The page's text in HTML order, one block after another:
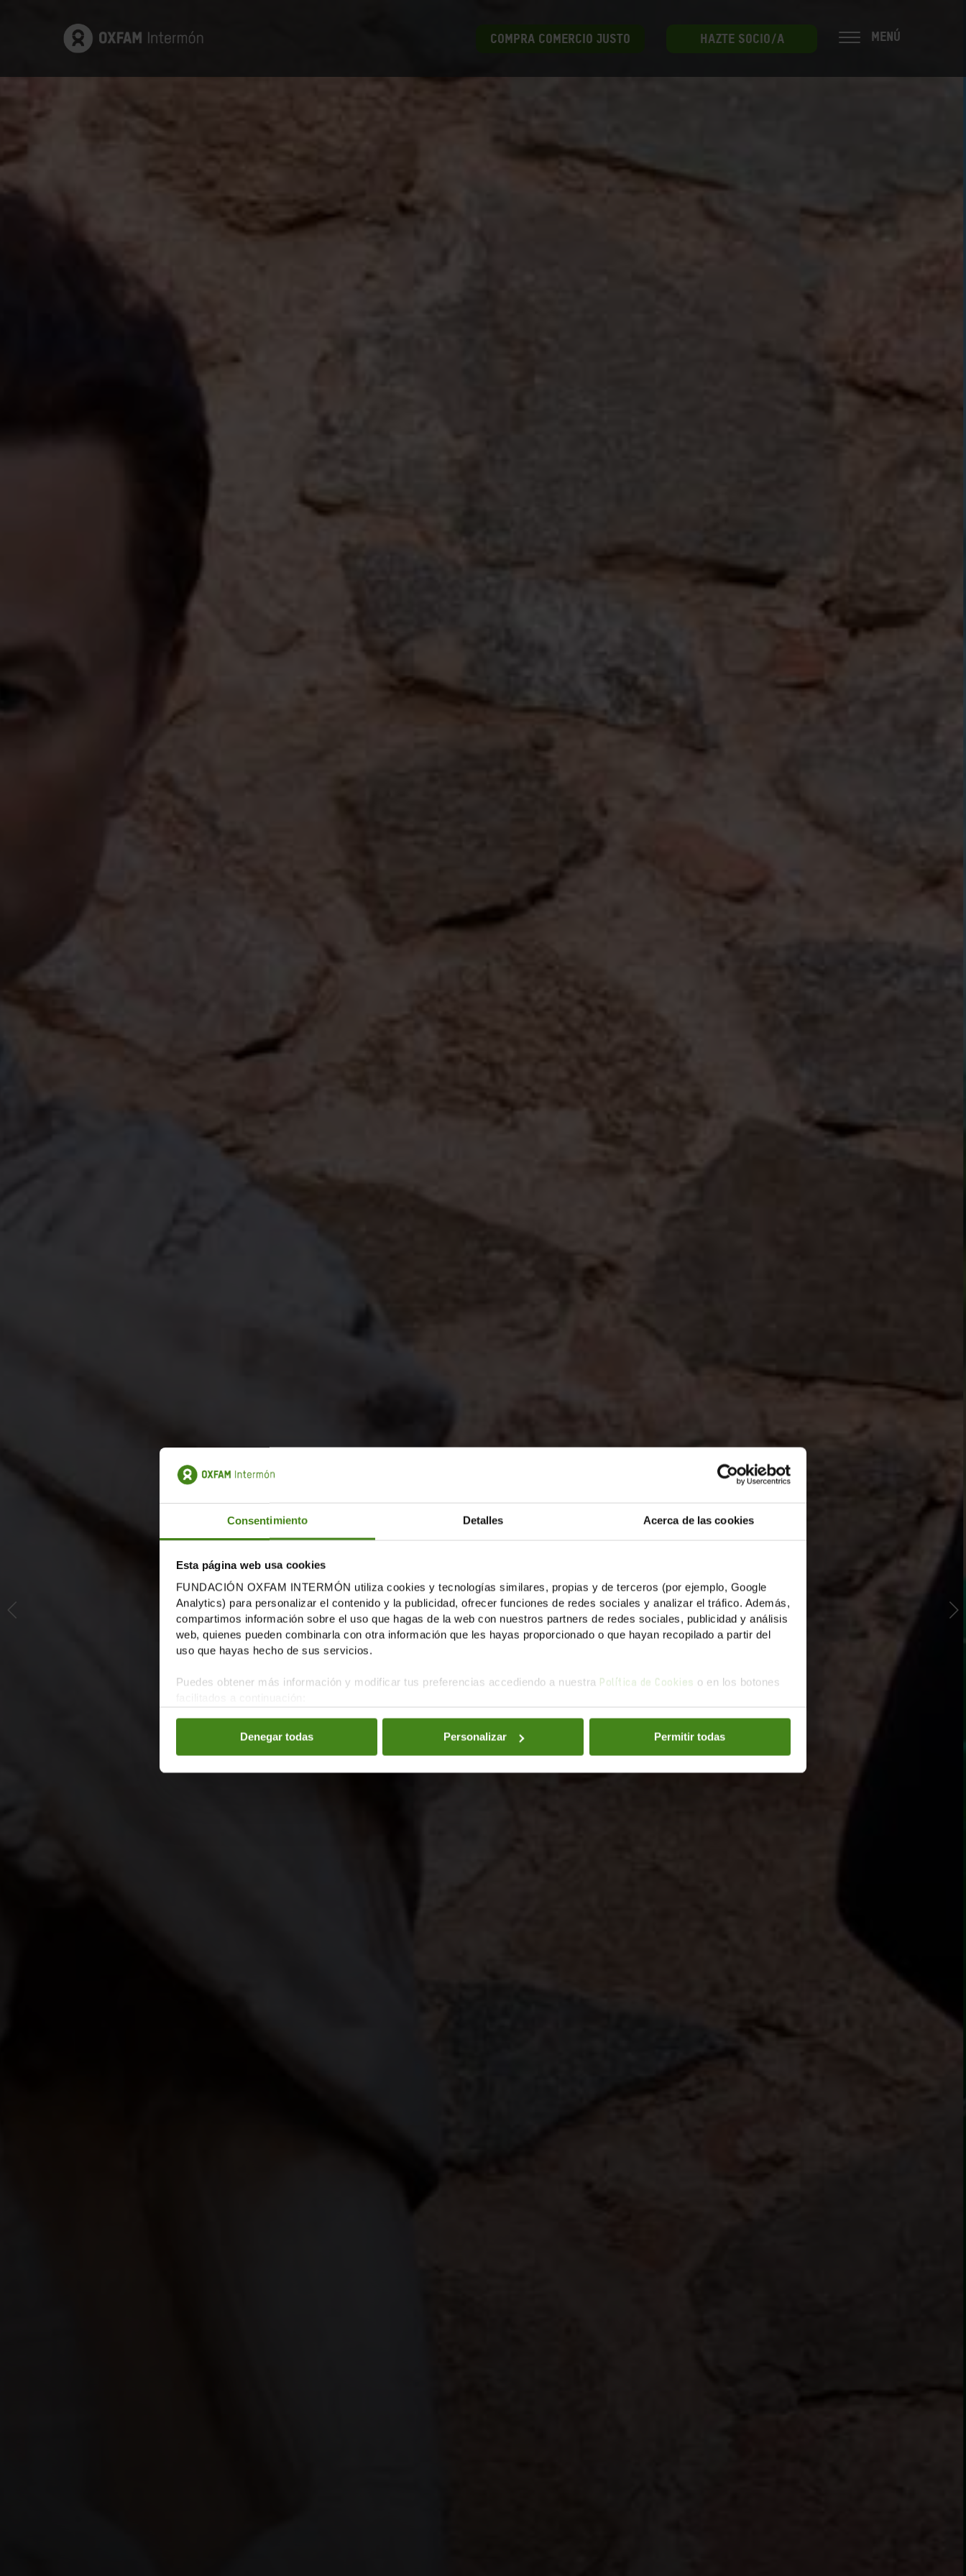
Consentimiento Detalles Acerca de las cookies
Esta página web usa cookies
FUNDACIÓN OXFAM INTERMÓN utiliza cookies y tecnologías similares, propias y de terceros (por ejemplo, Google
Analytics) para personalizar el contenido y la publicidad, ofrecer funciones de redes sociales y analizar el tráfico. Además,
compartimos información sobre el uso que hagas de la web con nuestros partners de redes sociales, publicidad y análisis
web, quienes pueden combinarla con otra información que les hayas proporcionado o que hayan recopilado a partir del
uso que hayas hecho de sus servicios.
Puedes obtener más información y modificar tus preferencias accediendo a nuestra Política de Cookies o en los botones
Denegar todas Personalizar Permitir todas
COMPRA COMERCIO JUSTO HAZTE SOCIO/A MENÚ